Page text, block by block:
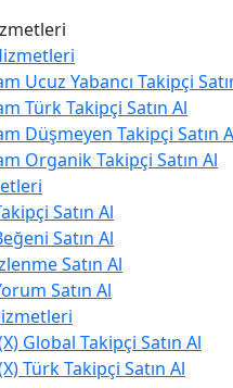
Ucuz Yabancı Takipçi
Türk Takipçi Satın Al
Düşmeyen Takipçi Satın
Organik Takipçi Satın Al
Satın Al
Satın Al
Satın Al
Satın Al
Global Takipçi Satın Al
Türk Takipçi Satın Al